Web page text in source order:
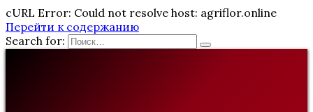
cURL Error: Could not resolve host: agriflor.online
Перейти к содержанию
Search for: